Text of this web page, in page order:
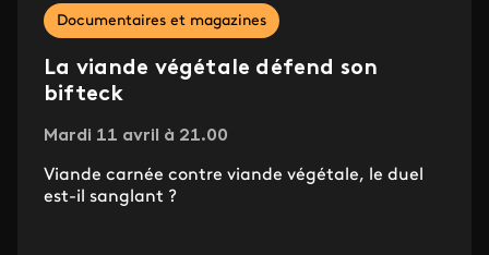
Documentaires et magazines
La viande végétale défend son
bifteck
Mardi 11 avril à 21.00
Viande carnée contre viande végétale, le duel
est-il sanglant ?